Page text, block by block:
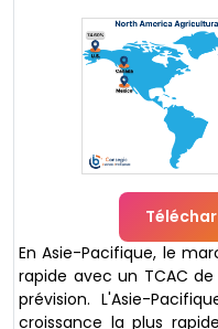
En Asie-Pacifique, le
rapide avec un TCAC
prévision. L'Asie-
croissance la plus